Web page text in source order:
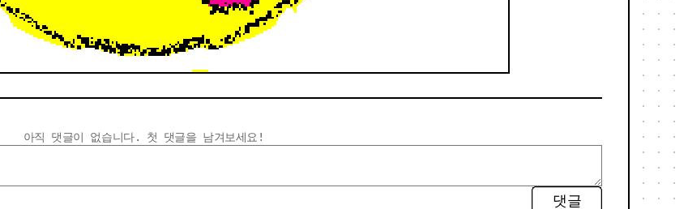
아직 댓글이 없습니다. 첫 댓글을 남겨보세요!
댓글